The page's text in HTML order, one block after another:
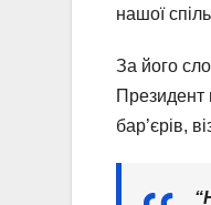
нашої
За його
Президент
бар’єрів,